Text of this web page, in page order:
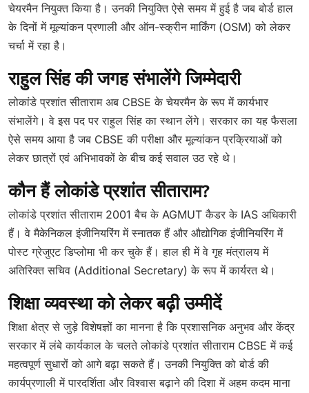
चेयरमैन नियुक्त किया है। उनकी नियुक्ति ऐसे समय में हुई है जब बोर्ड हाल
के दिनों में मूल्यांकन प्रणाली और ऑन-स्क्रीन मार्किंग (OSM) को लेकर
चर्चा में रहा है।
राहुल सिंह की जगह संभालेंगे जिम्मेदारी
लोकांडे प्रशांत सीताराम अब CBSE के चेयरमैन के रूप में कार्यभार
संभालेंगे। वे इस पद पर राहुल सिंह का स्थान लेंगे। सरकार का यह फैसला
ऐसे समय आया है जब CBSE की परीक्षा और मूल्यांकन प्रक्रियाओं को
लेकर छात्रों एवं अभिभावकों के बीच कई सवाल उठ रहे थे।
कौन हैं लोकांडे प्रशांत सीताराम?
लोकांडे प्रशांत सीताराम 2001 बैच के AGMUT कैडर के IAS अधिकारी
हैं। वे मैकेनिकल इंजीनियरिंग में स्नातक हैं और औद्योगिक इंजीनियरिंग में
पोस्ट ग्रेजुएट डिप्लोमा भी कर चुके हैं। हाल ही में वे गृह मंत्रालय में
अतिरिक्त सचिव (Additional Secretary) के रूप में कार्यरत थे।
शिक्षा व्यवस्था को लेकर बढ़ी उम्मीदें
शिक्षा क्षेत्र से जुड़े विशेषज्ञों का मानना है कि प्रशासनिक अनुभव और केंद्र
सरकार में लंबे कार्यकाल के चलते लोकांडे प्रशांत सीताराम CBSE में कई
महत्वपूर्ण सुधारों को आगे बढ़ा सकते हैं। उनकी नियुक्ति को बोर्ड की
कार्यप्रणाली में पारदर्शिता और विश्वास बढ़ाने की दिशा में अहम कदम माना